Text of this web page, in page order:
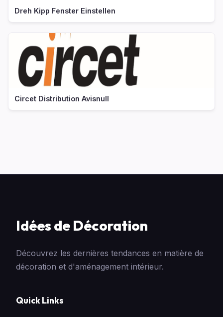
Dreh Kipp Fenster Einstellen
Circet Distribution Avisnull
Idées de Décoration
Découvrez les dernières tendances en matière de
décoration et d'aménagement intérieur.
Quick Links